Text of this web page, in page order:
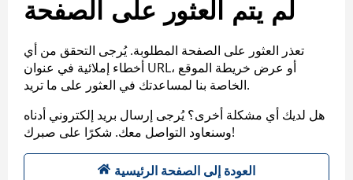
لم يتم العثور على الصفحة
تعذر العثور على الصفحة المطلوبة. يُرجى التحقق من أي
أخطاء إملائية في عنوان URL، أو عرض خريطة الموقع
الخاصة بنا لمساعدتك في العثور على ما تريد.
هل لديك أي مشكلة أخرى؟ يُرجى إرسال بريد إلكتروني أدناه
وسنعاود التواصل معك. شكرًا على صبرك!
العودة إلى الصفحة الرئيسية